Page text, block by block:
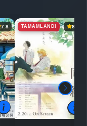
7.8 TAMAMLANDI 8.3